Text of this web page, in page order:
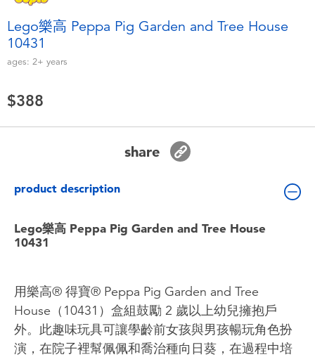
Collectible Characters
Lifestyle Products
Lego樂高 Peppa Pig Garden and Tree House
10431
ages: 2+ years
$388
share
product description
Lego樂高 Peppa Pig Garden and Tree House
10431
用樂高® 得寶® Peppa Pig Garden and Tree
House（10431）盒組鼓勵 2 歲以上幼兒擁抱戶
外。此趣味玩具可讓學齡前女孩與男孩暢玩角色扮
演，在院子裡幫佩佩和喬治種向日葵，在過程中培